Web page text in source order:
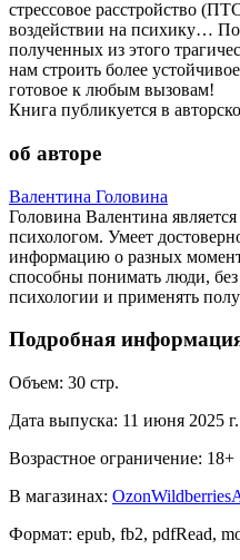
стрессовое расстройство
воздействии на психику…
полученных из этого
нам строить более
готовое к любым вызовам!
Книга публикуется в
об авторе
Валентина Головина
Головина Валентина
психологом. Умеет
информацию о разных
способны понимать люди, без
психологии и применять
Подробная
Объем: 30 стр.
Дата выпуска: 11 июня 2025 г.
Возрастное ограничение: 18+
В магазинах: OzonWildberries
Формат: epub, fb2, pdfRead,